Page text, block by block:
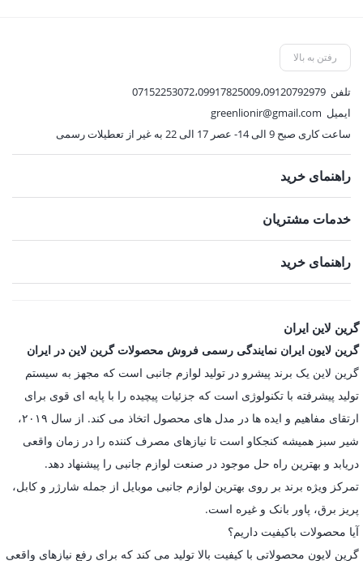
رفتن به بالا
تلفن 07152253072،09917825009،09120792979
ایمیل greenlionir@gmail.com
ساعت کاری صبح 9 الی 14- عصر 17 الی 22 به غیر از تعطیلات رسمی
راهنمای خرید
خدمات مشتریان
راهنمای خرید
گرین لاین ایران
گرین لایون ایران نمایندگی رسمی فروش محصولات گرین لاین در ایران
گرین لاین یک برند پیشرو در تولید لوازم جانبی است که مجهز به سیستم
تولید پیشرفته با تکنولوژی است که جزئیات پیچیده را با پایه ای قوی برای
ارتقای مفاهیم و ایده ها در مدل های محصول اتخاذ می کند. از سال ۲۰۱۹،
شیر سبز همیشه کنجکاو است تا نیازهای مصرف کننده را در زمان واقعی
دریابد و بهترین راه حل موجود در صنعت لوازم جانبی را پیشنهاد دهد.
تمرکز ویژه برند بر روی بهترین لوازم جانبی موبایل از جمله شارژر و کابل،
پریز برق، پاور بانک و غیره است.
آیا محصولات باکیفیت داریم؟
گرین لایون محصولاتی با کیفیت بالا تولید می کند که برای رفع نیازهای واقعی